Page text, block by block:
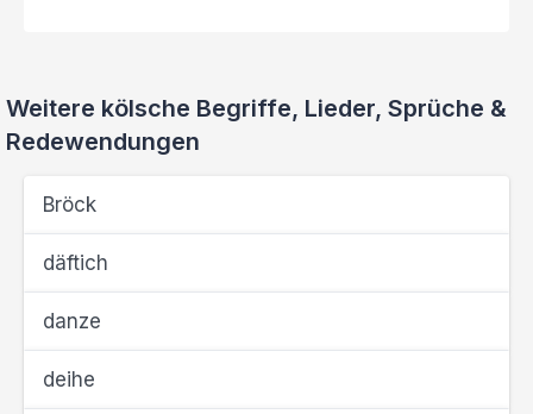
Weitere kölsche Begriffe, Lieder, Sprüche &
Redewendungen
Bröck
däftich
danze
deihe